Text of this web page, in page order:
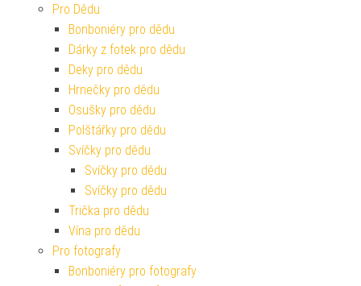
Pro Dědu
Bonboniéry pro dědu
Dárky z fotek pro dědu
Deky pro dědu
Hrnečky pro dědu
Osušky pro dědu
Polštářky pro dědu
Svíčky pro dědu
Svíčky pro dědu
Svíčky pro dědu
Trička pro dědu
Vína pro dědu
Pro fotografy
Bonboniéry pro fotografy